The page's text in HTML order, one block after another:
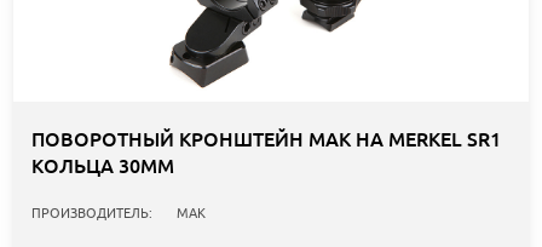
ПОВОРОТНЫЙ КРОНШТЕЙН MAK НА MERKEL SR1
КОЛЬЦА 30ММ
ПРОИЗВОДИТЕЛЬ: MAK